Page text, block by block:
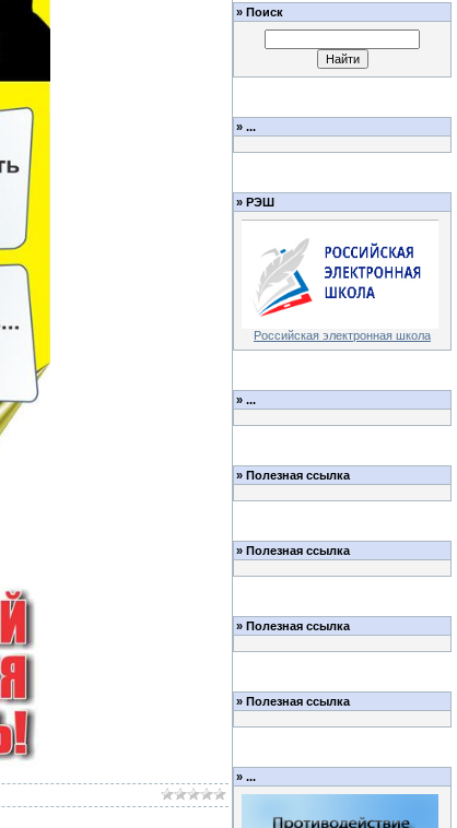
» Поиск
» ...
» РЭШ
Российская электронная школа
» ...
» Полезная ссылка
» Полезная ссылка
» Полезная ссылка
» Полезная ссылка
» ...